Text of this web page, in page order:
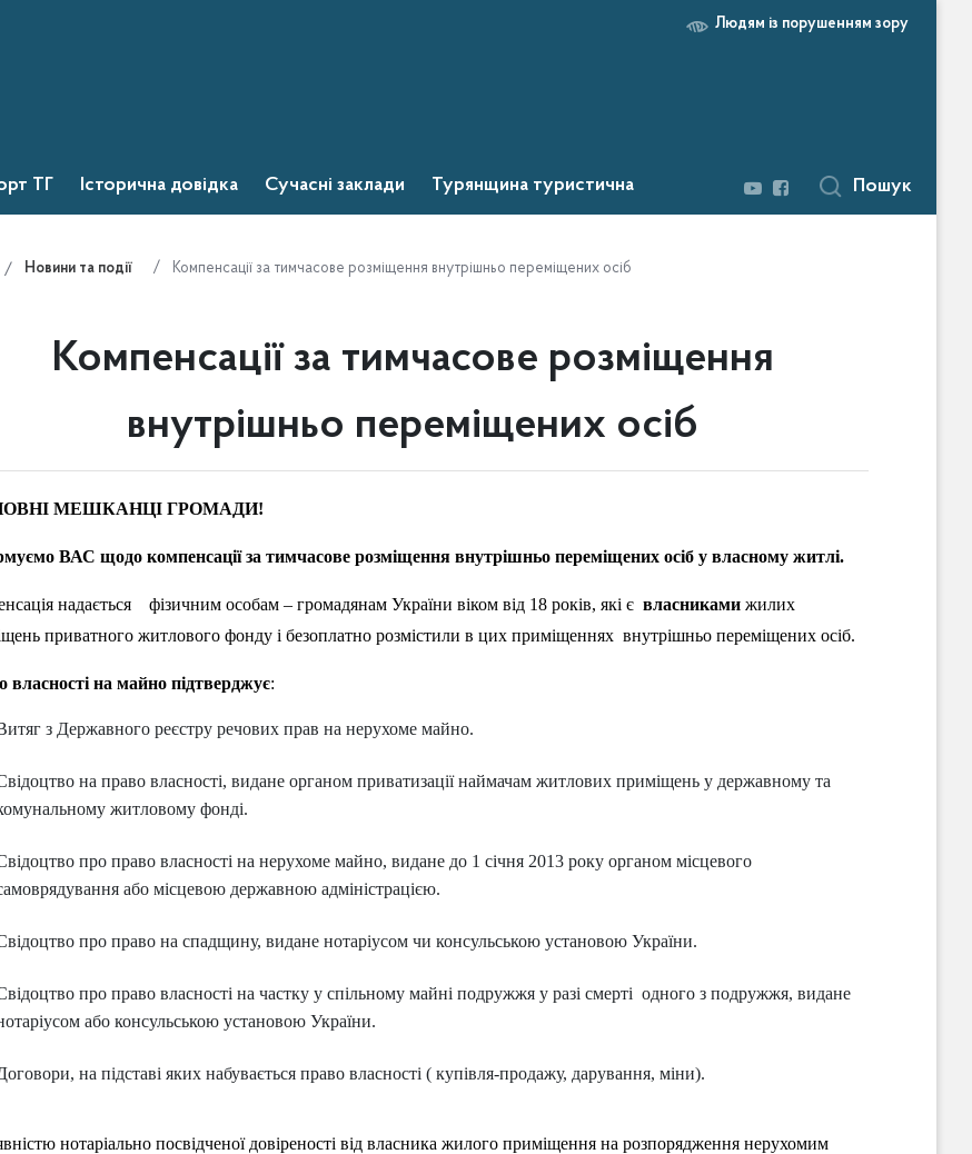
Людям із порушенням зору
ТГ Історична довідка Сучасні заклади Турянщина туристична Пошук
Новини та події Компенсації за тимчасове розміщення внутрішньо переміщених осіб
Компенсації за тимчасове розміщення
внутрішньо переміщених осіб
МЕШКАНЦІ ГРОМАДИ!
ВАС щодо компенсації за тимчасове розміщення внутрішньо переміщених осіб у власному житлі.
надається фізичним особам – громадянам України віком від 18 років, які євласникамижилих
приватного житлового фонду і безоплатно розмістили в цих приміщеннях внутрішньо переміщених осіб.
власності на майно підтверджує:
з Державного реєстру речових прав на нерухоме майно.
на право власності, видане органом приватизації наймачам житлових приміщень у державному та
житловому фонді.
про право власності на нерухоме майно, видане до 1 січня 2013 року органом місцевого
або місцевою державною адміністрацією.
про право на спадщину, видане нотаріусом чи консульською установою України.
про право власності на частку у спільному майні подружжя у разі смерті одного з подружжя, видане
або консульською установою України.
на підставі яких набувається право власності ( купівля-продажу, дарування, міни).
нотаріально посвідченої довіреності від власника жилого приміщення на розпорядження нерухомим